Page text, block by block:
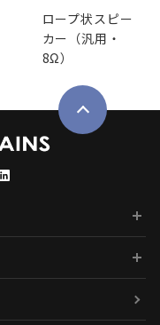
ロープ状スピー
カー（汎用・
8Ω）